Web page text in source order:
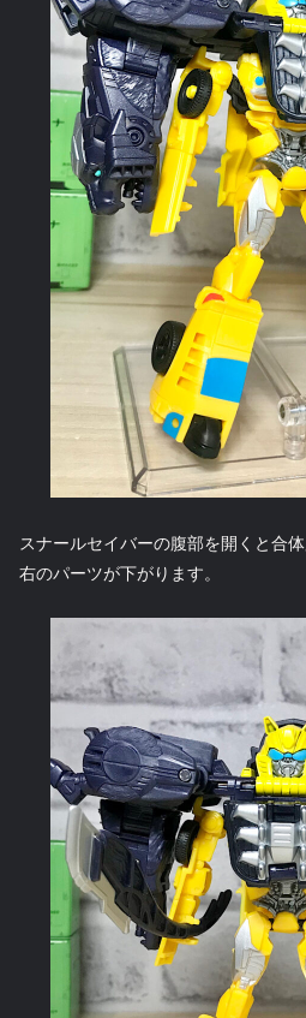
スナールセイバーの腹部を開くと合
右のパーツが下がります。